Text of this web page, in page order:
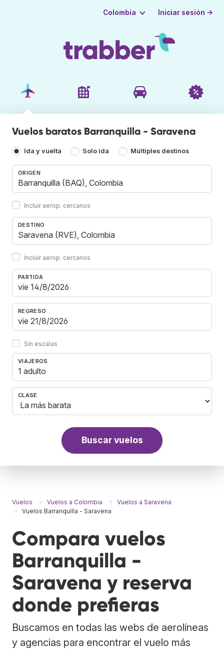
Colombia Iniciar sesión →
Vuelos baratos Barranquilla - Saravena
Ida y vuelta Solo ida Múltiples destinos
ORIGEN
Incluir aerop. cercanos
DESTINO
Incluir aerop. cercanos
PARTIDA
REGRESO
Sin escalas
VIAJEROS
1 adulto
CLASE
Buscar vuelos
Vuelos Vuelos a Colombia
Vuelos a Saravena
Vuelos Barranquilla - Saravena
Compara vuelos
Barranquilla -
Saravena y reserva
donde prefieras
Buscamos en todas las webs de aerolíneas
y agencias para encontrar el vuelo más